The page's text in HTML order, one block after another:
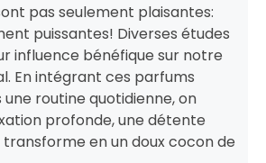
pas seulement plaisantes:
puissantes! Diverses études
influence bénéfique sur notre
En intégrant ces parfums
routine quotidienne, on
profonde, une détente
en un doux cocon de